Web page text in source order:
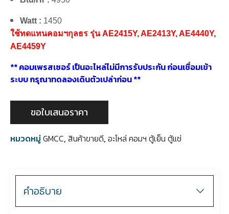
Watt : 1450
ใช้ทดแทนคอมฯกุลธร รุ่น AE2415Y, AE2413Y, AE4440Y,
AE4459Y
** คอมเพรสเซอร์ เป็นอะไหล่ไม่มีการรับประกัน ก่อนเชื่อมเข้า
ระบบ กรุณาทดลองเดินตัวเปล่าก่อน **
ขอใบเสนอราคา
หมวดหมู่GMCC, สินค้าขายดี, อะไหล่ คอมฯ ตู้เย็น ตู้แช่
คำอธิบาย